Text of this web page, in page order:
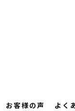
お客様の声 よく